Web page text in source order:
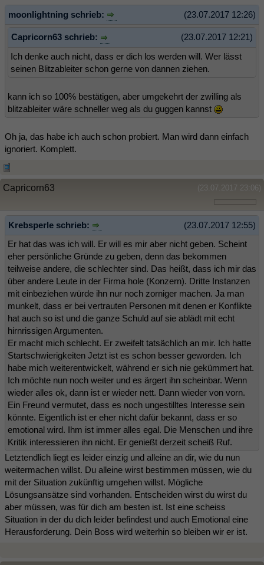
(23.07.2017 12:26)
moonlightning schrieb:
(23.07.2017 12:21)
Capricorn63 schrieb:
Ich denke auch nicht, dass er dich los werden will. Wer lässt
seinen Blitzableiter schon gerne von dannen ziehen.
kann ich so 100% bestätigen, aber umgekehrt der zwilling als
blitzableiter wäre schneller weg als du guggen kannst
Oh ja, das habe ich auch schon probiert. Man wird dann einfach
ignoriert. Komplett.
(23.07.2017 23:06)
Capricorn63
(23.07.2017 12:55)
Krebsperle schrieb:
Er hat das was ich will. Er will es mir aber nicht geben. Scheint
eher persönliche Gründe zu geben, denn das bekommen
teilweise andere, die schlechter sind. Das heißt, dass ich mir das
über andere Leute in der Firma hole (Konzern). Dritte Instanzen
mit einbeziehen würde ihn nur noch zorniger machen. Ja man
munkelt, dass er bei vertrauten Personen mit denen er Konflikte
hat auch so ist und die ganze Schuld auf sie ablädt mit echt
hirnrissigen Argumenten.
Er macht mich schlecht. Er zweifelt tatsächlich an mir. Ich hatte
Startschwierigkeiten Jetzt ist es schon besser geworden. Ich
habe mich weiterentwickelt, während er sich nie gekümmert hat.
Ich möchte nun noch weiter und es ärgert ihn scheinbar. Wenn
wieder alles ok, dann ist er wieder nett. Dann wieder von vorn.
Ein Freund vermutet, dass es noch ungestilltes Interesse sein
könnte. Eigentlich ist er eher nicht dafür bekannt, dass er so
emotional wird. Ihm ist immer alles egal. Die Menschen und ihre
Kritik interessieren ihn nicht. Er genießt derzeit scheiß Ruf.
Letztendlich liegt es leider einzig und alleine an dir, wie du nun
weitermachen willst. Du alleine wirst bestimmen müssen, wie du
mit der Situation zukünftig umgehen willst. Mögliche
Lösungsansätze sind vorhanden. Entscheiden wirst du wirst du
aber müssen, was für dich am besten ist. Ist eine scheiss
Situation in der du dich leider befindest und auch Emotional eine
Herausforderung. Dein Boss wird weiterhin so bleiben wir er ist.